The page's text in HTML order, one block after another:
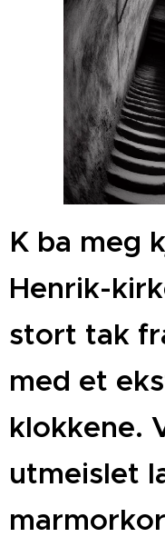
K ba meg
Henrik-
stort tak
med et
klokkene.
utmeislet